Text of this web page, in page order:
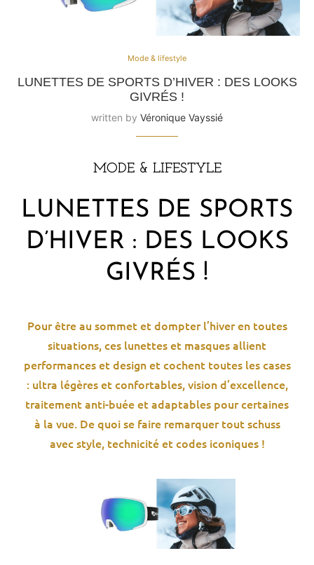
Mode & lifestyle
LUNETTES DE SPORTS D’HIVER : DES LOOKS
GIVRÉS !
written by Véronique Vayssié
MODE & LIFESTYLE
LUNETTES DE SPORTS
D’HIVER : DES LOOKS
GIVRÉS !
Pour être au sommet et dompter l’hiver en toutes
situations, ces lunettes et masques allient
performances et design et cochent toutes les cases
: ultra légères et confortables, vision d’excellence,
traitement anti-buée et adaptables pour certaines
à la vue. De quoi se faire remarquer tout schuss
avec style, technicité et codes iconiques !